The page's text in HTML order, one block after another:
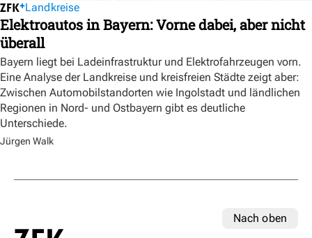
Landkreise
Elektroautos in Bayern: Vorne dabei, aber nicht
überall
Bayern liegt bei Ladeinfrastruktur und Elektrofahrzeugen vorn.
Eine Analyse der Landkreise und kreisfreien Städte zeigt aber:
Zwischen Automobilstandorten wie Ingolstadt und ländlichen
Regionen in Nord- und Ostbayern gibt es deutliche
Unterschiede.
Jürgen Walk
Nach oben